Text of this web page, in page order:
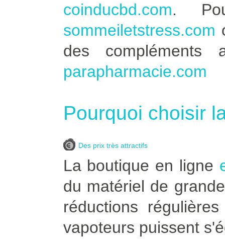
coinducbd.com.
sommeiletstress.com
des compléments
parapharmacie.com
Pourquoi choisir
Des prix très attractifs
La boutique en ligne
du matériel de
réductions
vapoteurs puissent